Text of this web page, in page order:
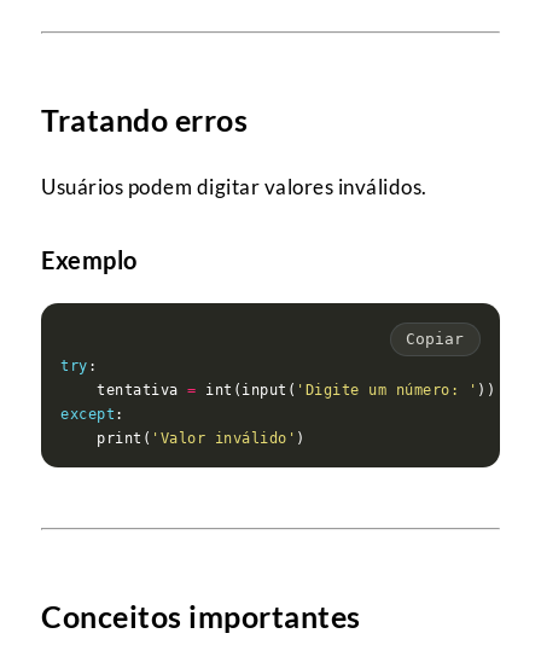
Tratando erros
Usuários podem digitar valores inválidos.
Exemplo
Copiar
try
    tentativa
= int(input( 'Digite um número: '
except
    print(
'Valor inválido'
Conceitos importantes